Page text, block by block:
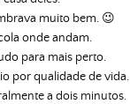
muito bem. 😉
onde andam.
para mais perto.
por qualidade de vida.
a dois minutos.